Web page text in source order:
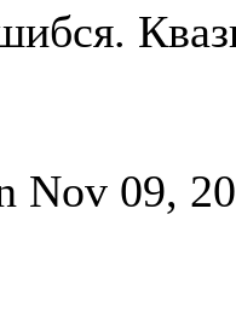
Nov 09,